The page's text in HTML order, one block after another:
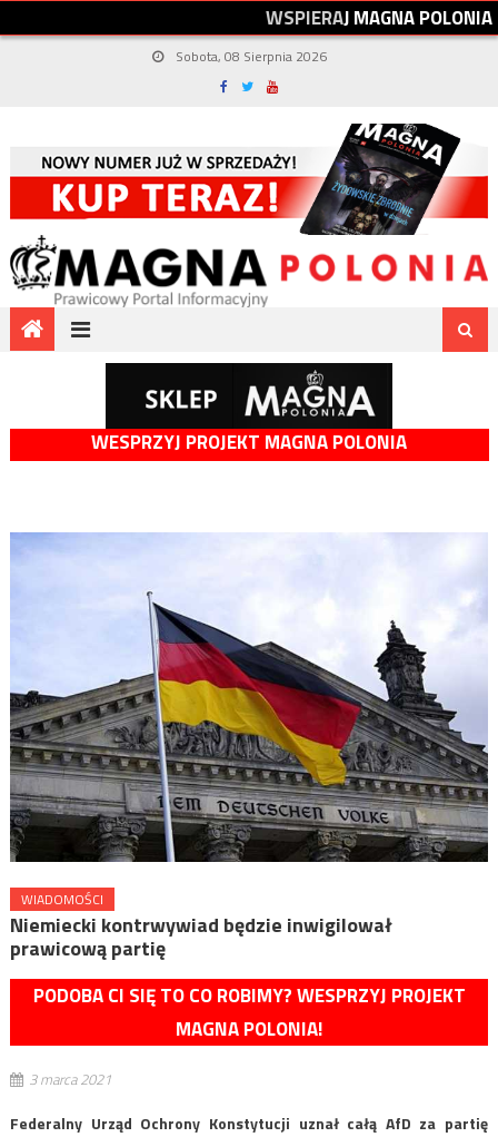
WSPIERAJMAGNAPOLONIA
Sobota, 08 Sierpnia 2026
WESPRZYJ PROJEKT MAGNA POLONIA
WIADOMOŚCI
Niemiecki kontrwywiad będzie inwigilował
prawicową partię
PODOBA CI SIĘ TO CO ROBIMY? WESPRZYJ PROJEKT
MAGNA POLONIA!
3 marca 2021
Federalny Urząd Ochrony Konstytucji uznał całą AfD za partię